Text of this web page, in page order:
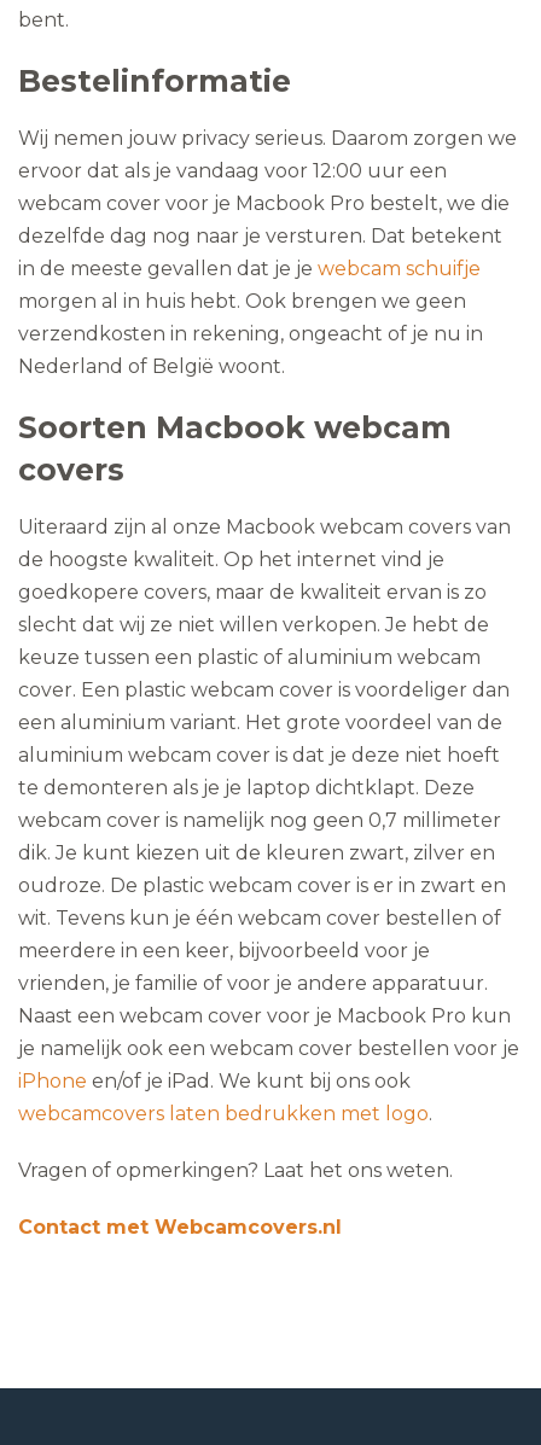
bent.
Bestelinformatie
Wij nemen jouw privacy serieus. Daarom zorgen we
ervoor dat als je vandaag voor 12:00 uur een
webcam cover voor je Macbook Pro bestelt, we die
dezelfde dag nog naar je versturen. Dat betekent
in de meeste gevallen dat je je webcam schuifje
morgen al in huis hebt. Ook brengen we geen
verzendkosten in rekening, ongeacht of je nu in
Nederland of België woont.
Soorten Macbook webcam
covers
Uiteraard zijn al onze Macbook webcam covers van
de hoogste kwaliteit. Op het internet vind je
goedkopere covers, maar de kwaliteit ervan is zo
slecht dat wij ze niet willen verkopen. Je hebt de
keuze tussen een plastic of aluminium webcam
cover. Een plastic webcam cover is voordeliger dan
een aluminium variant. Het grote voordeel van de
aluminium webcam cover is dat je deze niet hoeft
te demonteren als je je laptop dichtklapt. Deze
webcam cover is namelijk nog geen 0,7 millimeter
dik. Je kunt kiezen uit de kleuren zwart, zilver en
oudroze. De plastic webcam cover is er in zwart en
wit. Tevens kun je één webcam cover bestellen of
meerdere in een keer, bijvoorbeeld voor je
vrienden, je familie of voor je andere apparatuur.
Naast een webcam cover voor je Macbook Pro kun
je namelijk ook een webcam cover bestellen voor je
iPhone en/of je iPad. We kunt bij ons ook
webcamcovers laten bedrukken met logo.
Vragen of opmerkingen? Laat het ons weten.
Contact met Webcamcovers.nl